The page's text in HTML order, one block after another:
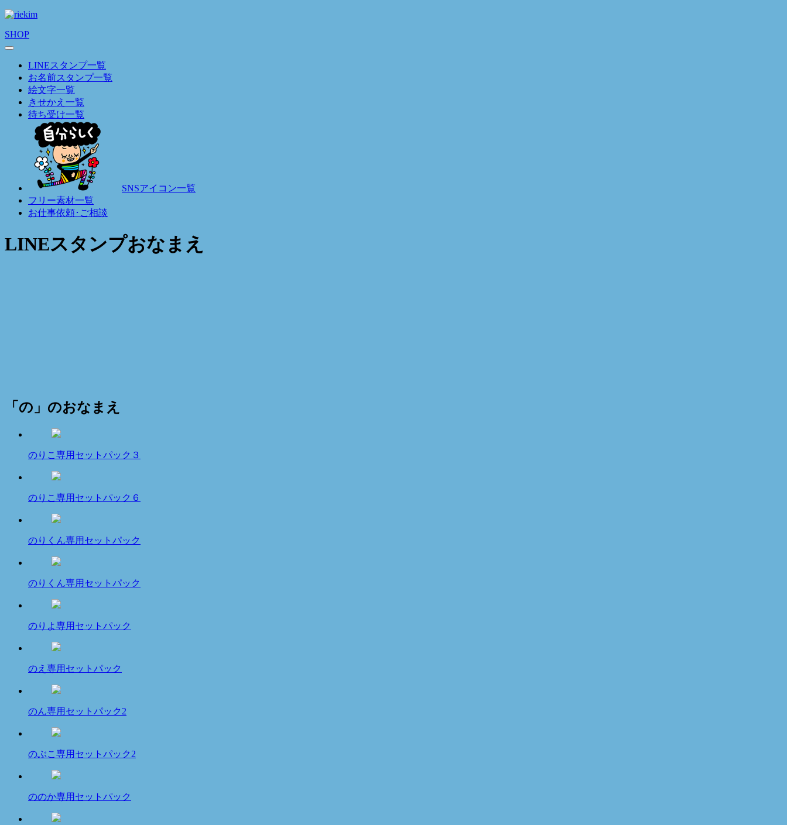
SHOP
LINEスタンプ一覧
お名前スタンプ一覧
絵文字一覧
きせかえ一覧
待ち受け一覧
SNSアイコン一覧
フリー素材一覧
お仕事依頼･ご相談
LINEスタンプおなまえ
「の」のおなまえ
のりこ専用セットパック３
のりこ専用セットパック６
のりくん専用セットパック
のりくん専用セットパック
のりよ専用セットパック
のえ専用セットパック
のん専用セットパック2
のぶこ専用セットパック2
ののか専用セットパック